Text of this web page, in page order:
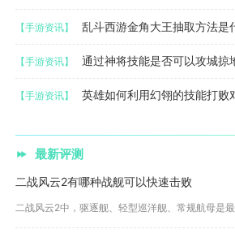
【手游资讯】 乱斗西游金角大王抽取方法是
【手游资讯】 通过神将技能是否可以攻城掠
【手游资讯】 英雄如何利用幻翎的技能打败
最新评测
二战风云2有哪种战舰可以快速击败